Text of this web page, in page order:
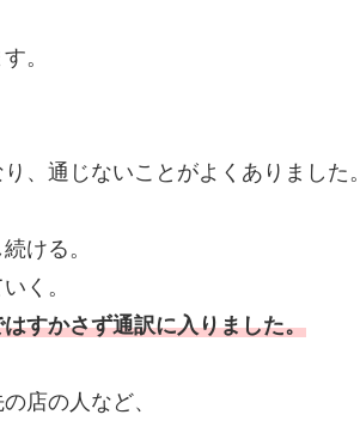
。
、通じないことがよくありました。
ける。
く。
すかさず通訳に入りました。
店の人など、